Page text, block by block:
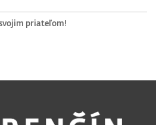
priateľom!